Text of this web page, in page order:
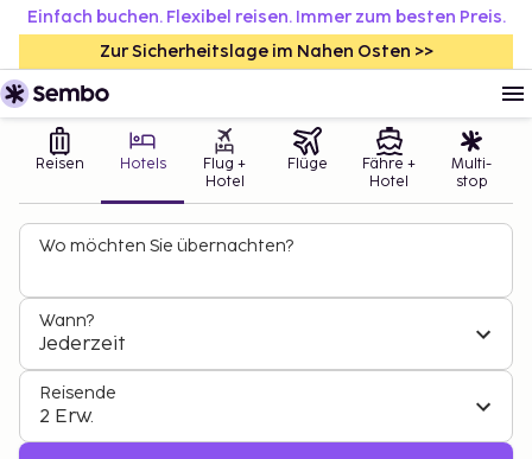
Einfach buchen. Flexibel reisen. Immer zum besten Preis.
Zur Sicherheitslage im Nahen Osten >>
Reisen Hotels
Flug +
Hotel
Flüge
Fähre +
Hotel
Multi-
stop
Wo möchten Sie übernachten?
Wann?
Jederzeit
Reisende
2 Erw.